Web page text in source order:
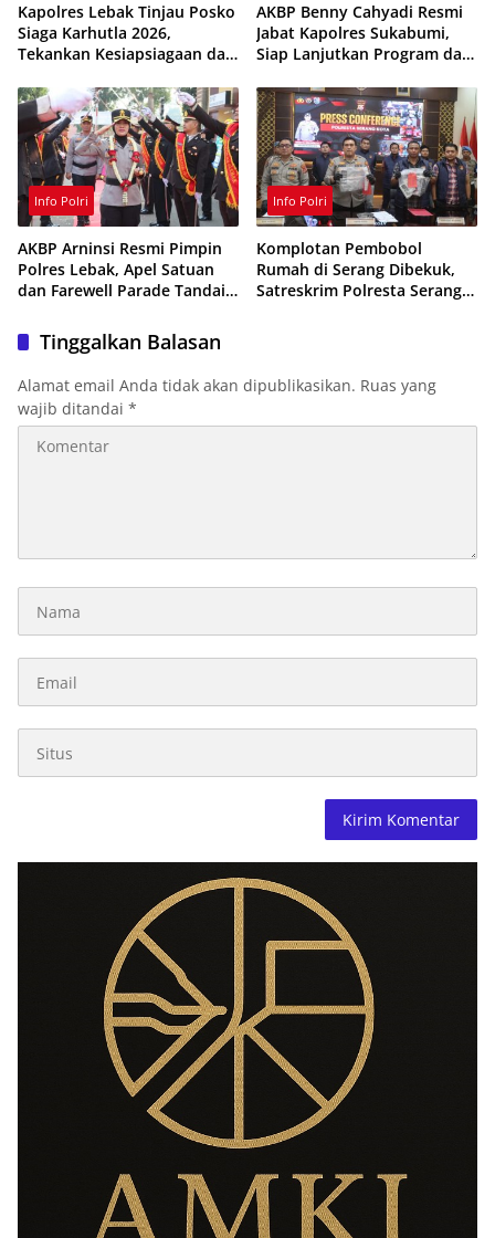
Kapolres Lebak Tinjau Posko
Siaga Karhutla 2026,
Tekankan Kesiapsiagaan dan
Hutan
AKBP Benny Cahyadi Resmi
Jabat Kapolres Sukabumi,
Siap Lanjutkan Program dan
Masyarakat
Info Polri
AKBP Arninsi Resmi Pimpin
Polres Lebak, Apel Satuan
dan Farewell Parade Tandai
Info Polri
Komplotan Pembobol
Rumah di Serang Dibekuk,
Satreskrim Polresta Serang
Tinggalkan Balasan
Alamat email Anda tidak akan dipublikasikan. Ruas yang
wajib ditandai *